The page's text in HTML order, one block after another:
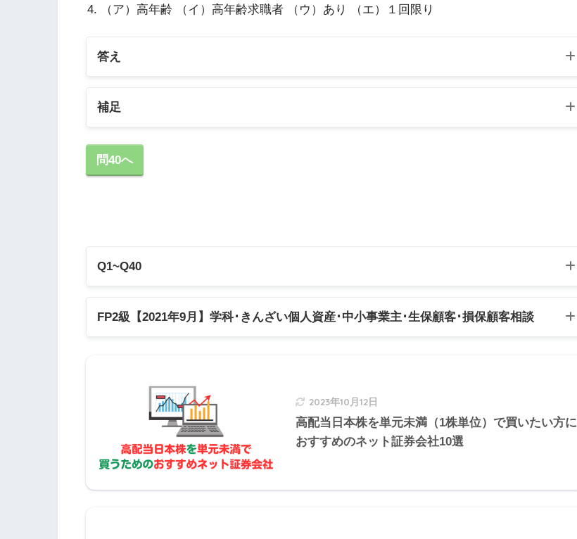
（ア）高年齢 （イ）高年齢求職者 （ウ）あり （エ）１回限り
答え
補足
1の説明
一般被保険者 「高年齢」被保険者
原則的に平成29年1月より高年齢継続被保険者は廃止になっています。
問40へ
Q1~Q40
Q1 Q2 Q3 Q4 Q5 Q6 Q7 Q8 Q9 Q10
Q32 Q33 Q35 Q36 Q37 Q38 Q39 Q40
FP2級【2021年9月】学科･きんざい個人資産･中小事業主･生保顧客･損保顧客相談
2021年9月きんざい実技試験:個人資産相談業務
2021年9月きんざい実技試験:中小事業主資産相談業務
2021年9月きんざい実技試験:生保顧客資産相談業務
2021年9月きんざい実技試験:損保顧客資産相談業務
2023年10月12日
高配当日本株を単元未満（1株単位）で買いたい方に
おすすめのネット証券会社10選